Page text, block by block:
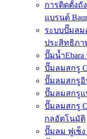
การติดตั้งถัง
แบรนด์
ระบบปั๊มลมส
ประสิทธิภา
ปั๊มน้ำ
ปั๊มลมสกรู
ปั๊มลมสกรูอิ
ปั๊มลมสกรูแ
ปั๊มลมสกรู
กลอัตโนมัติ
ปั๊มลม ฟูเช็ง